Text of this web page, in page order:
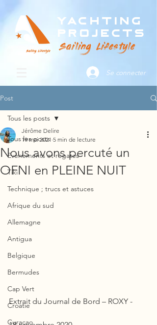
Yachting
Projects
Sailing Lifestyle
Se connecter
Post
Tous les posts
Evènements et régates
Tiki
Technique ; trucs et astuces
Afrique du sud
Allemagne
Antigua
Belgique
Bermudes
Cap Vert
Croatie
Curaçao
Tous les posts
Nous avons percuté un
OFNI en PLEINE NUIT
Jérôme Delire
19 mai 2021 5 min de lecture
Extrait du Journal de Bord – ROXY -